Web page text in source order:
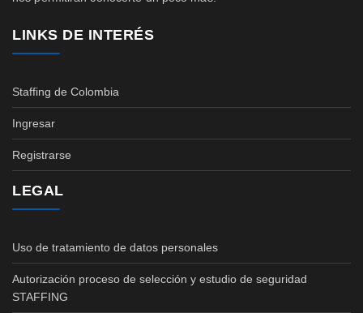
LINKS DE INTERÉS
Staffing de Colombia
Ingresar
Registrarse
LEGAL
Uso de tratamiento de datos personales
Autorización proceso de selección y estudio de seguridad
STAFFING